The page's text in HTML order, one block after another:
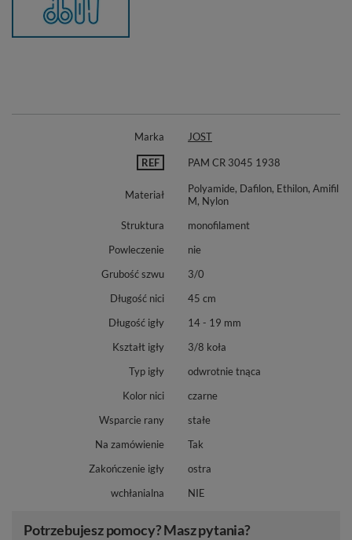
Marka JOST
REF PAM CR 3045 1938
Materiał
Polyamide, Dafilon, Ethilon, Amifil
M, Nylon
Struktura
monofilament
Powleczenie
nie
Grubość szwu
3/0
Długość nici
45 cm
Długość igły
14 - 19 mm
Kształt igły
3/8 koła
Typ igły
odwrotnie tnąca
Kolor nici
czarne
Wsparcie rany
stałe
Na zamówienie
Tak
Zakończenie igły
ostra
wchłanialna
NIE
Potrzebujesz pomocy? Masz pytania?